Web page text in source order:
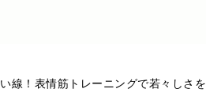
線！表情筋トレーニングで若々しさを